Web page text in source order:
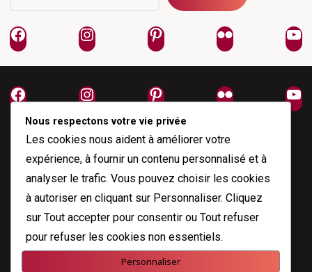
FacebookInstagramPinterest Flickr
FacebookInstagramPinterest Flickr
À propos
Me joindre
Nous respectons votre vie privée
Les cookies nous aident à améliorer votre
expérience, à fournir un contenu personnalisé et à
analyser le trafic. Vous pouvez choisir les cookies
à autoriser en cliquant sur Personnaliser. Cliquez
sur Tout accepter pour consentir ou Tout refuser
pour refuser les cookies non essentiels.
Personnaliser